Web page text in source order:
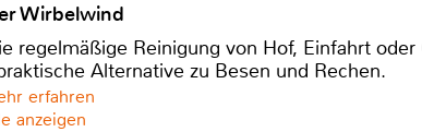
Wirbelwind
regelmäßige Reinigung von Hof, Einfahrt
Alternative zu Besen und Rechen.
erfahren
anzeigen